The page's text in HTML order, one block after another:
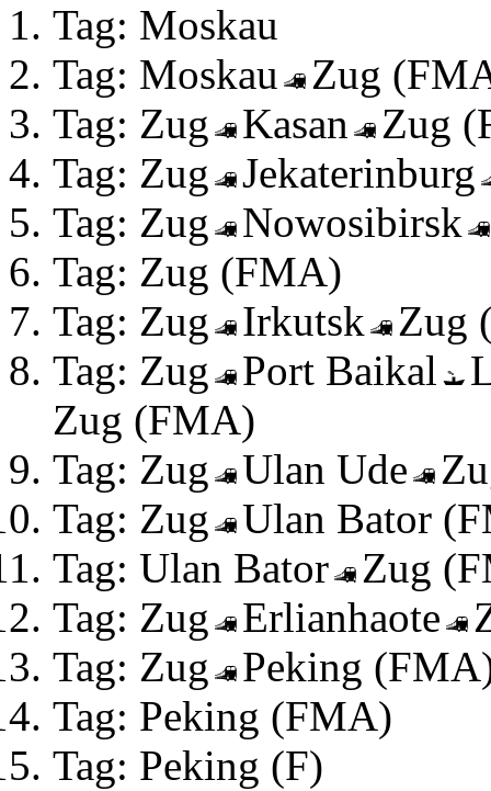
Tag: Moskau
Tag: Moskau
Zug
Tag: Zug
Kasan
Zug
Tag: Zug
Jekaterinburg
Tag: Zug
Nowosibirsk
Tag: Zug (FMA)
Tag: Zug
Irkutsk
Zug
Tag: Zug
Port Baikal
Zug (FMA)
Tag: Zug
Ulan Ude
Tag: Zug
Ulan Bator
Tag: Ulan Bator
Zug
Tag: Zug
Erlianhaote
Tag: Zug
Peking
Tag: Peking (FMA)
Tag: Peking (F)